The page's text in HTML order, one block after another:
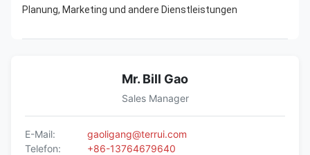
Planung, Marketing und andere Dienstleistungen
Mr. Bill Gao
Sales Manager
E-Mail:
gaoligang@terrui.com
Telefon:
+86-13764679640